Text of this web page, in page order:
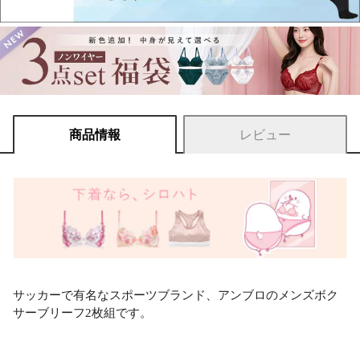
商品情報 レビュー
サッカーで有名なスポーツブランド、アンブロのメンズボク
サーブリーフ2枚組です。